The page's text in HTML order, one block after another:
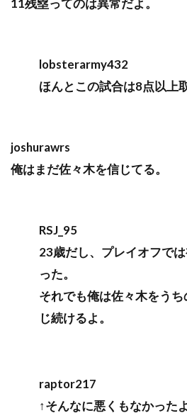
lobsterarmy432
ほんとこの試合は8点以上
joshurawrs
俺はまだ佐々木を信じてる。
RSJ_95
23歳だし、プレイオフで
った。
それでも俺は佐々木をう
じ続けるよ。
raptor217
↑そんなに悪くもなかったよ